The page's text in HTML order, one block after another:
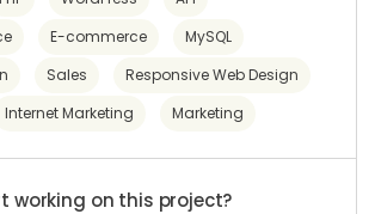
E-commerce
MySQL
Sales
Responsive Web Design
Internet Marketing Marketing
working on this project?